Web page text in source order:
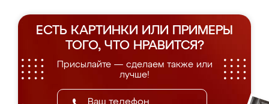
ЕСТЬ КАРТИНКИ ИЛИ ПРИМЕРЫ
ТОГО, ЧТО НРАВИТСЯ?
Присылайте — сделаем также или
лучше!